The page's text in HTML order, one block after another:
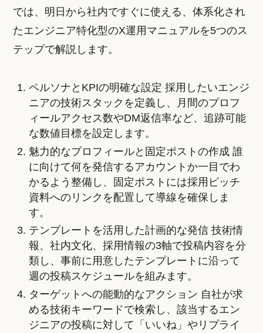
では、明日から社内ですぐに使える、体系化され
たエンジニア特化型のX運用マニュアルを5つのス
テップで解説します。
ペルソナとKPIの明確な設定 採用したいエンジ
ニアの技術スタックを定義し、月間のプロフ
ィールアクセス数やDM返信率など、追跡可能
な数値目標を設定します。
魅力的なプロフィールと固定ポストの作成 誰
に向けて何を発信するアカウントか一目でわ
かるよう整備し、固定ポストには採用ピッチ
資料へのリンクを配置して導線を確保しま
す。
テンプレートを活用した計画的な発信 技術情
報、社内文化、採用情報の3軸で投稿内容を分
類し、事前に用意したテンプレートに沿って
週の投稿スケジュールを組みます。
ターゲットへの能動的なアクション 自社が求
める技術キーワードで検索し、該当するエン
ジニアの投稿に対して「いいね」やリプライ